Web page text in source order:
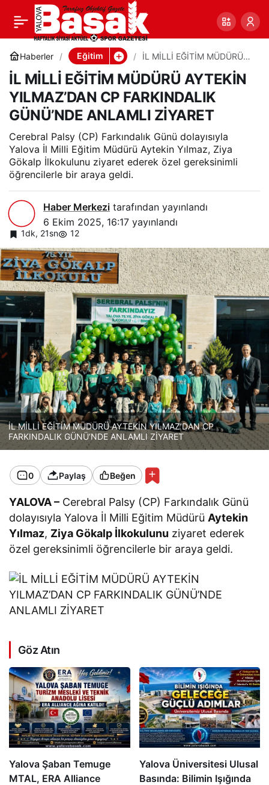
Haberler Eğitim
İL MİLLİ EĞİTİM MÜDÜRÜ
FARKINDALIK GÜNÜ’NDE
ANLAMLI ZİYARET
İL MİLLİ EĞİTİM MÜDÜRÜ AYTEKİN
YILMAZ’DAN CP FARKINDALIK
GÜNÜ’NDE ANLAMLI ZİYARET
Cerebral Palsy (CP) Farkındalık Günü dolayısıyla
Yalova İl Milli Eğitim Müdürü Aytekin Yılmaz, Ziya
Gökalp İlkokulunu ziyaret ederek özel gereksinimli
öğrencilerle bir araya geldi.
Haber Merkezi tarafından yayınlandı
6 Ekim 2025, 16:17 yayınlandı
1dk, 21sn 12
İL MİLLİ EĞİTİM MÜDÜRÜ AYTEKİN YILMAZ’DAN CP
FARKINDALIK GÜNÜ’NDE ANLAMLI ZİYARET
0 Paylaş Beğen
YALOVA – Cerebral Palsy (CP) Farkındalık Günü
dolayısıyla Yalova İl Milli Eğitim Müdürü Aytekin
Yılmaz, Ziya Gökalp İlkokulunu ziyaret ederek
özel gereksinimli öğrencilerle bir araya geldi.
Göz Atın
Yalova Şaban Temuge
MTAL, ERA Alliance
Yalova Üniversitesi Ulusal
Basında: Bilimin Işığında
İL MİLLİ EĞİTİM
MÜDÜRÜ AYTEKİN
YILMAZ’DAN CP
FARKINDALIK GÜNÜ’NDE
ANLAMLI ZİYARET
0 Paylaş